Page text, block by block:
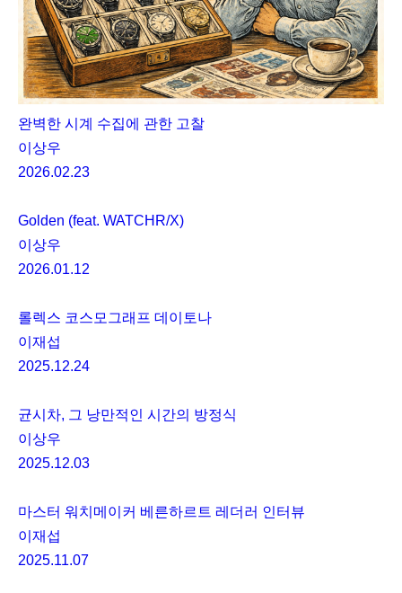
완벽한 시계 수집에 관한 고찰
이상우
2026.02.23
Golden (feat. WATCHR/X)
이상우
2026.01.12
롤렉스 코스모그래프 데이토나
이재섭
2025.12.24
균시차, 그 낭만적인 시간의 방정식
이상우
2025.12.03
마스터 워치메이커 베른하르트 레더러 인터뷰
이재섭
2025.11.07